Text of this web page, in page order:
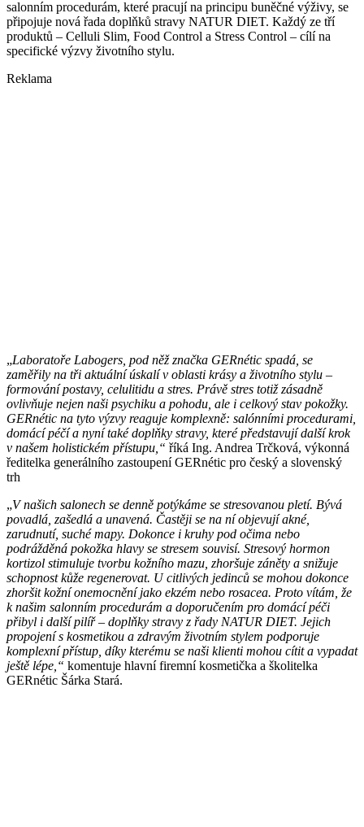
salonním procedurám, které pracují na principu buněčné výživy, se
připojuje nová řada doplňků stravy NATUR DIET. Každý ze tří
produktů – Celluli Slim, Food Control a Stress Control – cílí na
specifické výzvy životního stylu.
Reklama
„Laboratoře Labogers, pod něž značka GERnétic spadá, se
zaměřily na tři aktuální úskalí v oblasti krásy a životního stylu –
formování postavy, celulitidu a stres. Právě stres totiž zásadně
ovlivňuje nejen naši psychiku a pohodu, ale i celkový stav pokožky.
GERnétic na tyto výzvy reaguje komplexně: salónními procedurami,
domácí péčí a nyní také doplňky stravy, které představují další krok
v našem holistickém přístupu,“ říká Ing. Andrea Trčková, výkonná
ředitelka generálního zastoupení GERnétic pro český a slovenský
trh
„V našich salonech se denně potýkáme se stresovanou pletí. Bývá
povadlá, zašedlá a unavená. Častěji se na ní objevují akné,
zarudnutí, suché mapy. Dokonce i kruhy pod očima nebo
podrážděná pokožka hlavy se stresem souvisí. Stresový hormon
kortizol stimuluje tvorbu kožního mazu, zhoršuje záněty a snižuje
schopnost kůže regenerovat. U citlivých jedinců se mohou dokonce
zhoršit kožní onemocnění jako ekzém nebo rosacea. Proto vítám, že
k našim salonním procedurám a doporučením pro domácí péči
přibyl i další pilíř – doplňky stravy z řady NATUR DIET. Jejich
propojení s kosmetikou a zdravým životním stylem podporuje
komplexní přístup, díky kterému se naši klienti mohou cítit a vypadat
ještě lépe,“ komentuje hlavní firemní kosmetička a školitelka
GERnétic Šárka Stará.